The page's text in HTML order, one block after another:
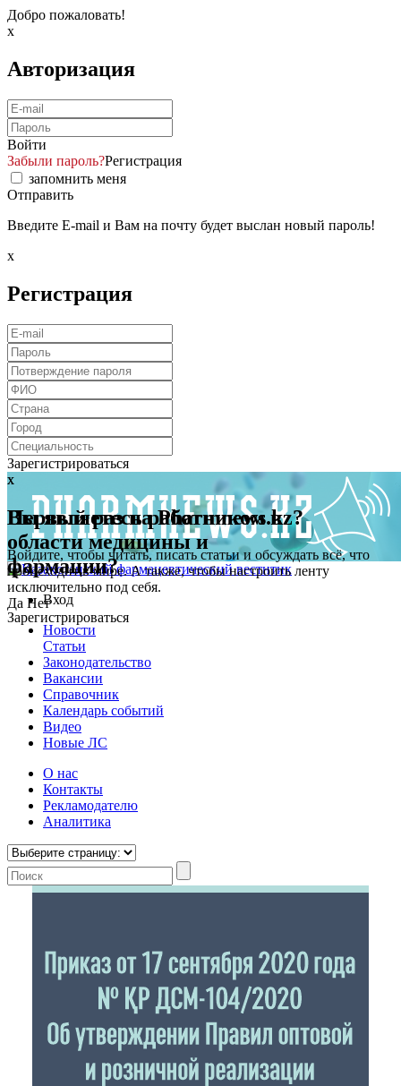
Добро пожаловать!
x
Авторизация
Войти
Забыли пароль?Регистрация
запомнить меня
Отправить
Введите E-mail и Вам на почту будет выслан новый пароль!
x
Регистрация
Зарегистрироваться
x
Первый раз на Pharmnews.kz?
Войдите, чтобы читать, писать статьи и обсуждать всё, что
происходит в мире. А также, чтобы настроить ленту
исключительно под себя.
Зарегистрироваться
x
Вы являетесь работником в
области медицины и
фармации?
Да НетВход
Новости
Статьи
Законодательство
Вакансии
Справочник
Календарь событий
Видео
Новые ЛС
О нас
Контакты
Рекламодателю
Аналитика